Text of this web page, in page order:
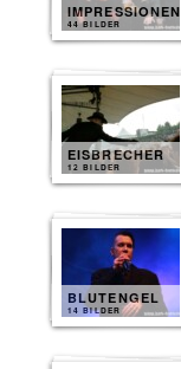
IMPRESSIONEN
44 BILDER
EISBRECHER
12 BILDER
BLUTENGEL
14 BILDER